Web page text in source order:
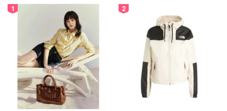
1 2